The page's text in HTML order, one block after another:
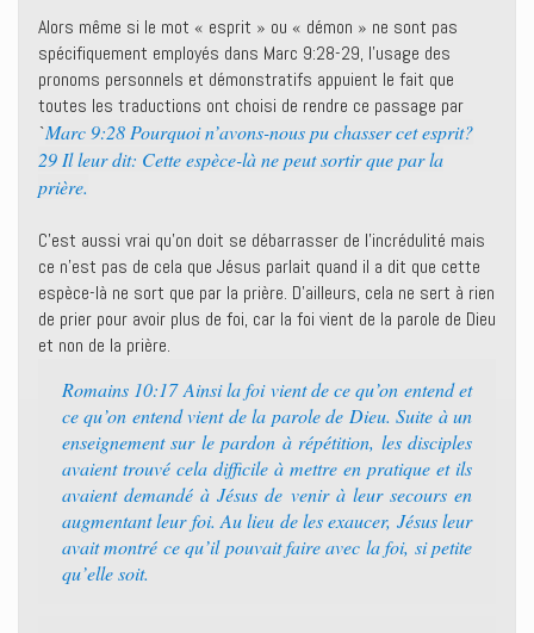
Alors même si le mot « esprit » ou « démon » ne sont pas
spécifiquement employés dans Marc 9:28-29, l’usage des
pronoms personnels et démonstratifs appuient le fait que
toutes les traductions ont choisi de rendre ce passage par
`Marc 9:28 Pourquoi n’avons-nous pu chasser cet esprit?
29 Il leur dit: Cette espèce-là ne peut sortir que par la
prière.
C’est aussi vrai qu’on doit se débarrasser de l’incrédulité mais
ce n’est pas de cela que Jésus parlait quand il a dit que cette
espèce-là ne sort que par la prière. D’ailleurs, cela ne sert à rien
de prier pour avoir plus de foi, car la foi vient de la parole de Dieu
et non de la prière.
Romains 10:17 Ainsi la foi vient de ce qu’on entend et
ce qu’on entend vient de la parole de Dieu. Suite à un
enseignement sur le pardon à répétition, les disciples
avaient trouvé cela difficile à mettre en pratique et ils
avaient demandé à Jésus de venir à leur secours en
augmentant leur foi. Au lieu de les exaucer, Jésus leur
avait montré ce qu’il pouvait faire avec la foi, si petite
qu’elle soit.